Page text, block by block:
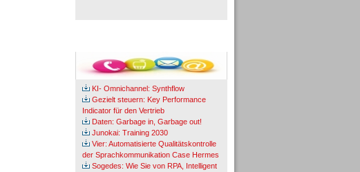
KI- Omnichannel: Synthflow
Gezielt steuern: Key Performance
Indicator für den Vertrieb
Daten: Garbage in, Garbage out!
Junokai: Training 2030
Vier: Automatisierte Qualitätskontrolle
der Sprachkommunikation Case Hermes
Sogedes: Wie Sie von RPA, Intelligent